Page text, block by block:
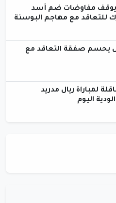
يوقف مفاوضات ضم أسد
للتعاقد مع مهاجم البوسنة
يحسم صفقة التعاقد مع
لمباراة ريال مدريد
اليوم